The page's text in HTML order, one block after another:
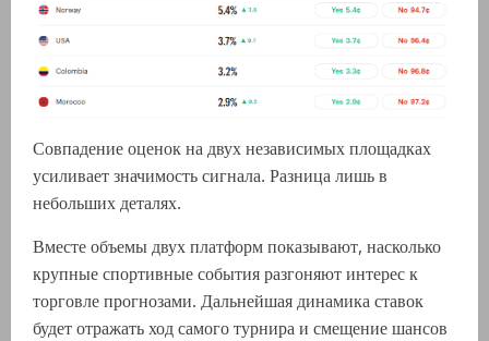
Совпадение оценок на двух независимых площадках
усиливает значимость сигнала. Разница лишь в
небольших деталях.
Вместе объемы двух платформ показывают, насколько
крупные спортивные события разгоняют интерес к
торговле прогнозами. Дальнейшая динамика ставок
будет отражать ход самого турнира и смещение шансов